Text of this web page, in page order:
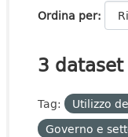
Ordina per
3
Tag:
Utilizzo
Governo e